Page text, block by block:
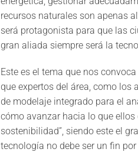
recursos naturales son apenas
será protagonista para que las
gran aliada siempre será la
Este es el tema que nos
que expertos del área, como los
de modelaje integrado para el
cómo avanzar hacia lo que
sostenibilidad”, siendo este el
tecnología no debe ser un fin